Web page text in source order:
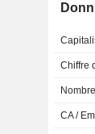
Chiffre
CA /